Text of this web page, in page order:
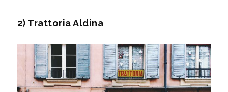
2) Trattoria Aldina